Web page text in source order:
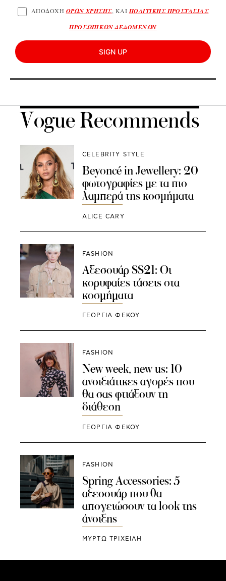
ΑΠΟΔΟΧΗ ΟΡΩΝ ΧΡΗΣΗΣ, ΚΑΙ ΠΟΛΙΤΙΚΗΣ ΠΡΟΣΤΑΣΙΑΣ
ΠΡΟΣΩΠΙΚΩΝ ΔΕΔΟΜΕΝΩΝ
SIGN UP
Vogue Recommends
CELEBRITY STYLE
Beyoncé in Jewellery: 20
φωτογραφίες με τα πιο
λαμπερά της κοσμήματα
ALICE CARY
FASHION
Αξεσουάρ SS21: Οι
κορυφαίες τάσεις στα
κοσμήματα
ΓΕΩΡΓΙΑ ΦΕΚΟΥ
FASHION
New week, new us: 10
ανοιξιάτικες αγορές που
θα σας φτιάξουν τη
διάθεση
ΓΕΩΡΓΙΑ ΦΕΚΟΥ
FASHION
Spring Accessories: 5
αξεσουάρ που θα
απογειώσουν τα look της
άνοιξης
ΜΥΡΤΩ ΤΡΙΧΕΙΛΗ